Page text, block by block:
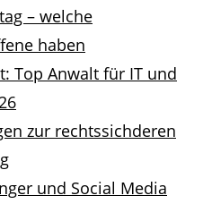
– welche
haben
Top Anwalt für IT und
zur rechtssichderen
und Social Media